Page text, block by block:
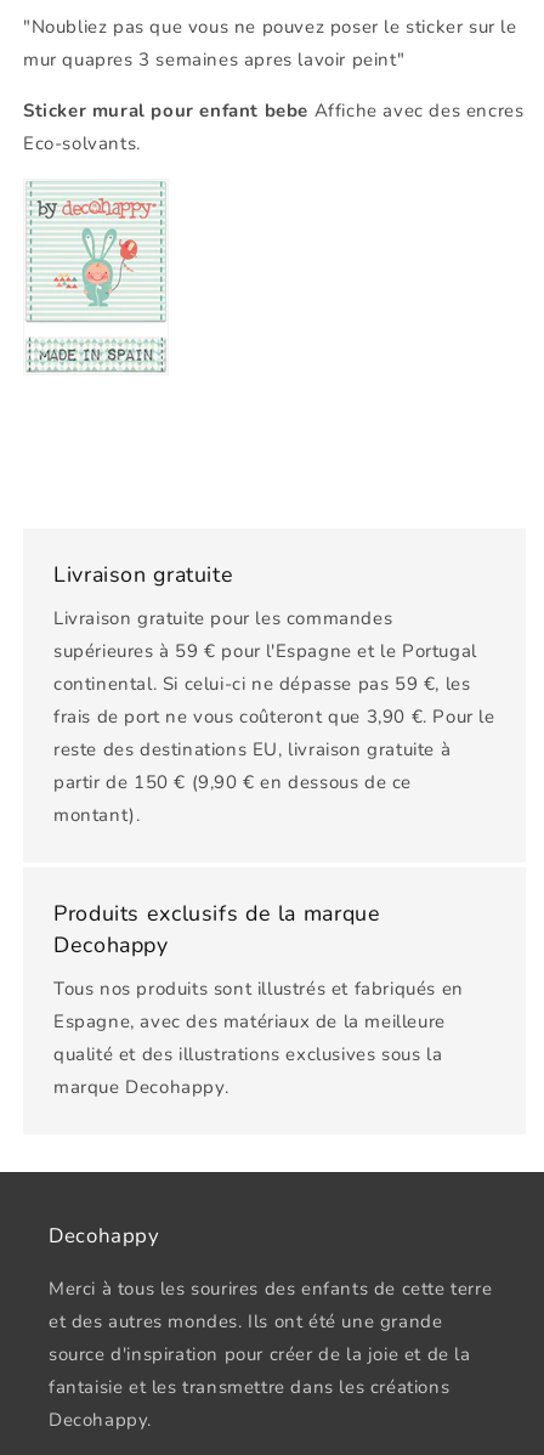
"Noubliez pas que vous ne pouvez poser le sticker sur le
mur quapres 3 semaines apres lavoir peint"
Sticker mural pour enfant bebe Affiche avec des encres
Eco-solvants.
Livraison gratuite
Livraison gratuite pour les commandes
supérieures à 59 € pour l'Espagne et le Portugal
continental. Si celui-ci ne dépasse pas 59 €, les
frais de port ne vous coûteront que 3,90 €. Pour le
reste des destinations EU, livraison gratuite à
partir de 150 € (9,90 € en dessous de ce
montant).
Produits exclusifs de la marque
Decohappy
Tous nos produits sont illustrés et fabriqués en
Espagne, avec des matériaux de la meilleure
qualité et des illustrations exclusives sous la
marque Decohappy.
Decohappy
Merci à tous les sourires des enfants de cette terre
et des autres mondes. Ils ont été une grande
source d'inspiration pour créer de la joie et de la
fantaisie et les transmettre dans les créations
Decohappy.